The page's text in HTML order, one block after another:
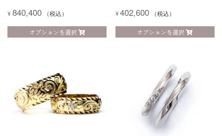
¥840,400 （税込）
オプションを選択
¥402,600 （税込）
オプションを選択